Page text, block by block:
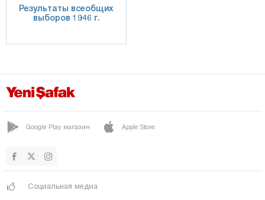
Результаты всеобщих
выборов 1946 г.
Google Play магазин Apple Store
Социальная медиа